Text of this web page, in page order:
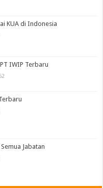
KUA di Indonesia
IWIP Terbaru
Jabatan